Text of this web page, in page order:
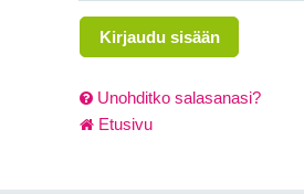
Kirjaudu sisään
Unohditko salasanasi?
Etusivu